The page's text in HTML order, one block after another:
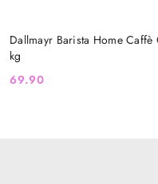
Dallmayr Barista Home
kg
Cena:
69.90